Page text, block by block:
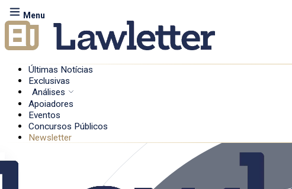
Menu
Últimas Notícias
Exclusivas
Análises
Apoiadores
Eventos
Concursos Públicos
Newsletter